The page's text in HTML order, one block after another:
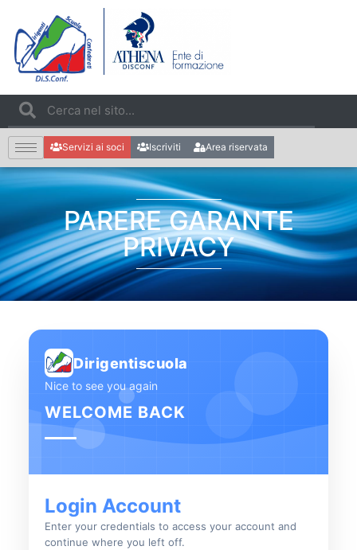
Servizi ai soci Iscriviti Area riservata
PARERE GARANTE
PRIVACY
Dirigentiscuola
Nice to see you again
WELCOME BACK
Login Account
Enter your credentials to access your account and
continue where you left off.